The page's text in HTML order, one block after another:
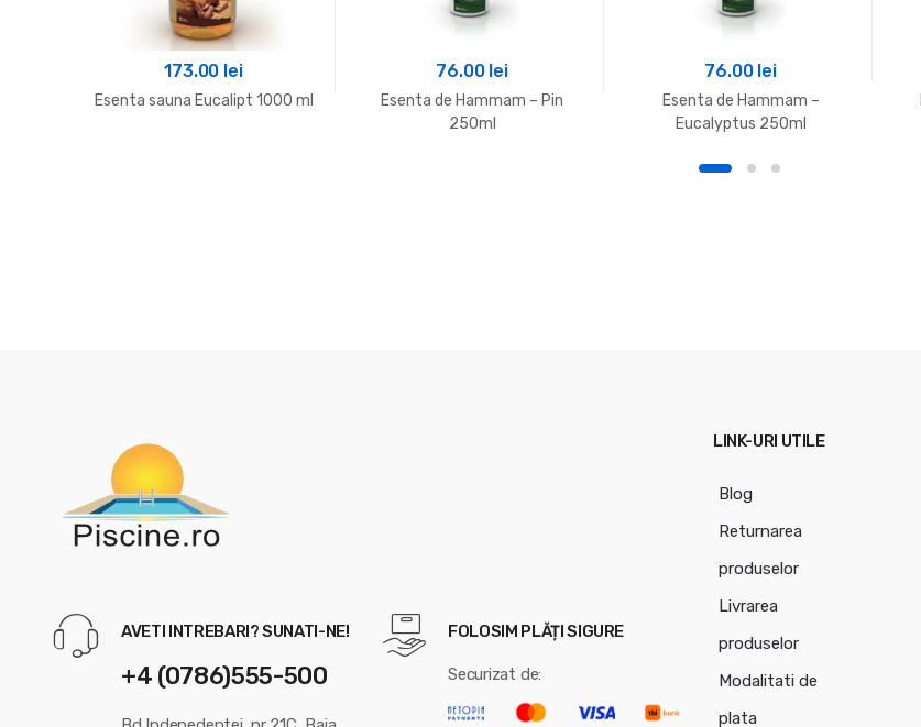
173.00 lei
Esenta sauna Eucalipt 1000 ml
76.00 lei
Esenta de Hammam – Pin
250ml
76.00 lei
Esenta de Hammam –
Eucalyptus 250ml
AVETI INTREBARI? SUNATI-NE!
+4 (0786)555-500
FOLOSIM PLĂȚI SIGURE
Securizat de:
LINK-URI UTILE
Blog
Returnarea
produselor
Livrarea
produselor
Modalitati de
plata